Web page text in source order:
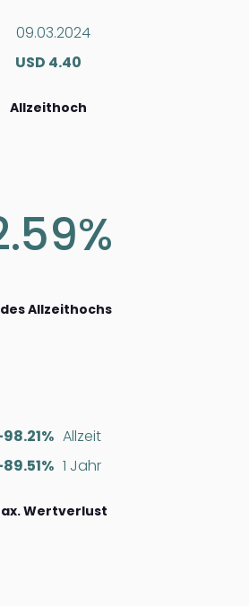
09.03.2024
USD 4.40
Allzeithoch
des Allzeithochs
Allzeit
1 Jahr
Wertverlust